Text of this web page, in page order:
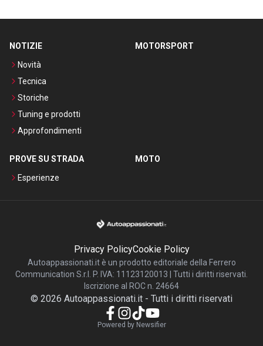
NOTIZIE
Novità
Tecnica
Storiche
Tuning e prodotti
Approfondimenti
MOTORSPORT
PROVE SU STRADA
Esperienze
MOTO
Privacy PolicyCookie Policy
Autoappassionati.it è un prodotto editoriale della Ferrero
Communication S.r.l. P. IVA: 11123120013 | Tutti i diritti riservati.
Iscrizione al ROC n. 24664
© 2026 Autoappassionati.it - Tutti i diritti riservati
Powered by Newsifier